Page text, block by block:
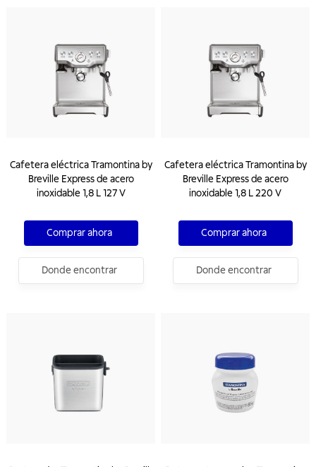
Cafetera eléctrica Tramontina by
Breville Express de acero
inoxidable 1,8 L 127 V
Comprar ahora
Donde encontrar
Cafetera eléctrica Tramontina by
Breville Express de acero
inoxidable 1,8 L 220 V
Comprar ahora
Donde encontrar